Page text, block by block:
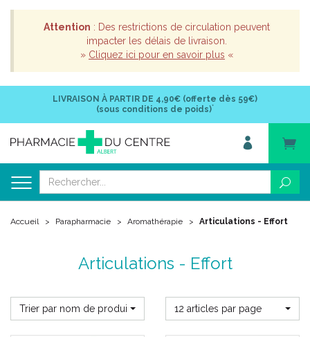
Attention : Des restrictions de circulation peuvent
impacter les délais de livraison.
» Cliquez ici pour en savoir plus «
LIVRAISON À PARTIR DE 4,90€ (offerte dès 59€)
(sous conditions de poids)*
Accueil Parapharmacie Aromathérapie Articulations - Effort
Articulations - Effort
Trier par nom de produit 12 articles par page